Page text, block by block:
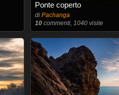
Ponte coperto
di Pachanga
10commenti, 1040 visite